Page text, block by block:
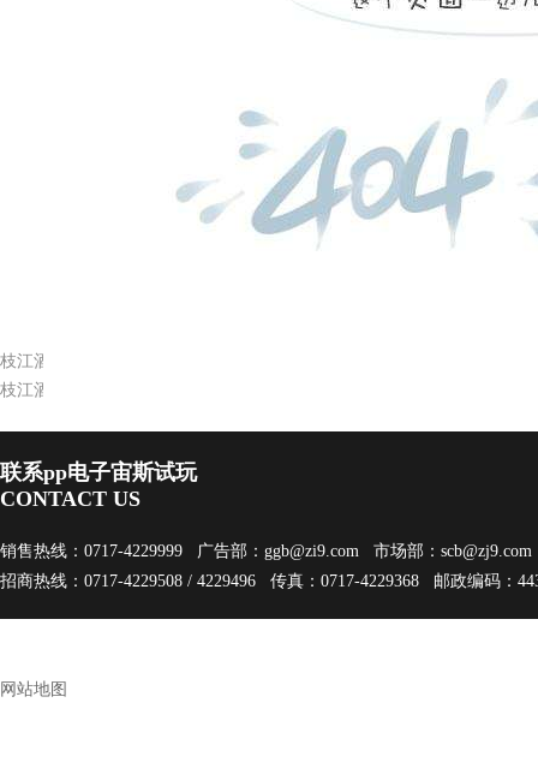
为进一步强化员工安全意识，全面开展安全生产标准
训，培训采取先讲课，后看教育片，培训结束时进行
枝江酒业在汉宜农商农超对接会上签单5.4亿元
枝江酒“雅韵”风格定位（二）
联系pp电子宙斯试玩
CONTACT US
销售热线：0717-4229999 广告部： ggb@zi9.com 市场部： scb@zj9.com
招商热线：0717-4229508 / 4229496 传真：0717-4229368 邮政编码：
网站地图